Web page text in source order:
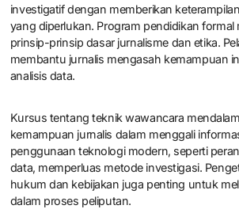
investigatif dalam lima tahun terakhir. Hal ini
bahwa jurnalisme investigatif masih memiliki
cerah di Indonesia.
dapat meningkatkan
jurnalisme investigatif?
Pendidikan dan pelatihan dapat
investigatif dengan memberikan
yang diperlukan. Program pendidikan formal